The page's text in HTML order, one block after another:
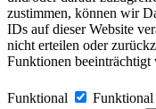
zustimmen, können wir
IDs auf dieser Website
nicht erteilen oder
Funktionen beeinträchtigt
Funktional Funktional